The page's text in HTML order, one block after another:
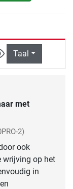
Taal
met
2)
ook
wrijving op het
in